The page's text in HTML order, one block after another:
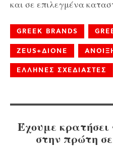
και σε επιλεγμένα
GREEK BRANDS
ZEUS+ΔIONE
ΕΛΛΗΝΕΣ ΣΧΕΔΙΑΣΤΕΣ
Έχουμε
στην πρώτη